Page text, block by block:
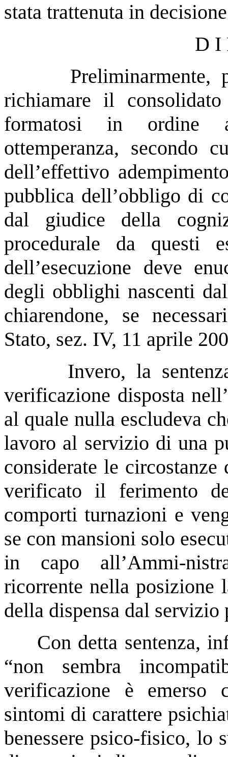
stata trattenuta in
D I
richiamare il consolidato
formatosi in ordine
ottemperanza, secondo
dell’effettivo
pubblica dell’obbligo di
dal giudice della
procedurale da questi
dell’esecuzione deve
degli obblighi nascenti
chiarendone, se
Stato, sez. IV, 11 aprile
Invero, la
verificazione disposta
al quale nulla escludeva
lavoro al servizio di una
considerate le
verificato il ferimento
comporti turnazioni e
se con mansioni solo
in capo all’Ammi-
ricorrente nella posizione
della dispensa dal servizio
Con detta sentenza,
“non sembra
verificazione è emerso
sintomi di carattere
benessere psico-fisico, lo